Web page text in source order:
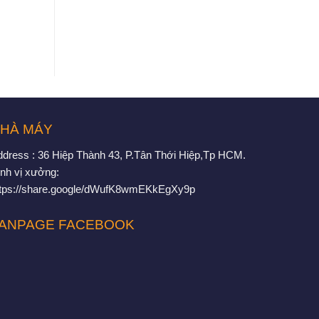
MÁY
: 36 Hiệp Thành 43, P.Tân Thới Hiệp,Tp HCM.
vị xưởng:
share.google/dWufK8wmEKkEgXy9p
FACEBOOK